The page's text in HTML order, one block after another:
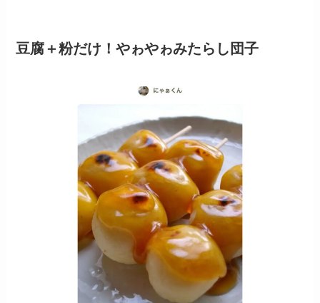
豆腐＋粉だけ！やゎやゎみたらし団子